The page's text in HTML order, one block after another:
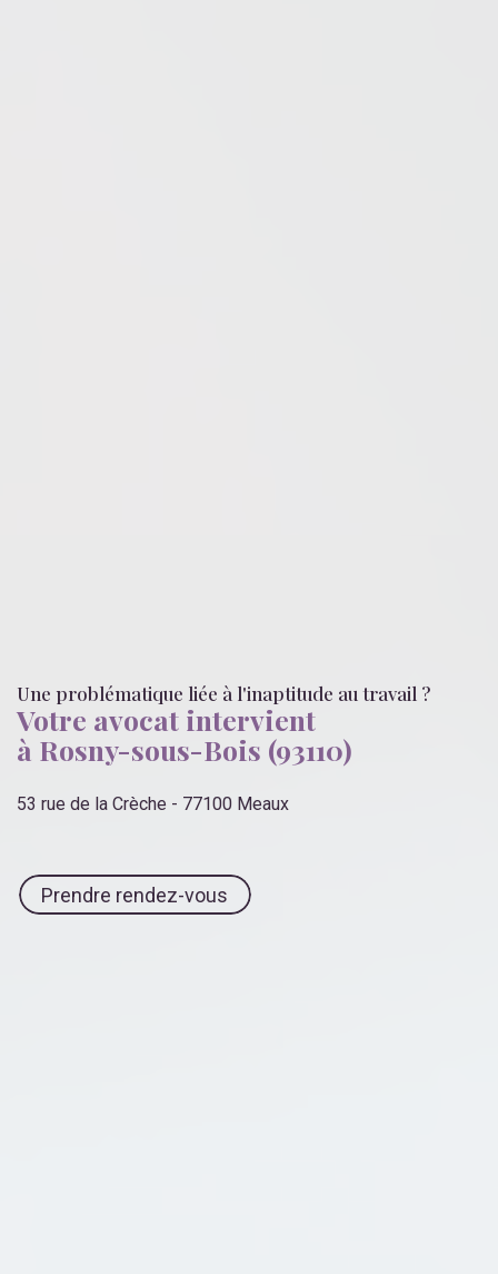
Une problématique liée à l'inaptitude au travail ?
Votre avocat intervient
à Rosny-sous-Bois (93110)
53 rue de la Crèche - 77100 Meaux
Prendre rendez-vous